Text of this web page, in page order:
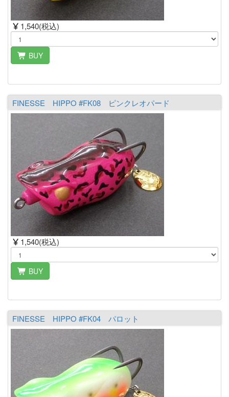
1,540(税込)
BUY
FINESSE HIPPO #FK08 ピンクレオパード
1,540(税込)
BUY
FINESSE HIPPO #FK04 パロット